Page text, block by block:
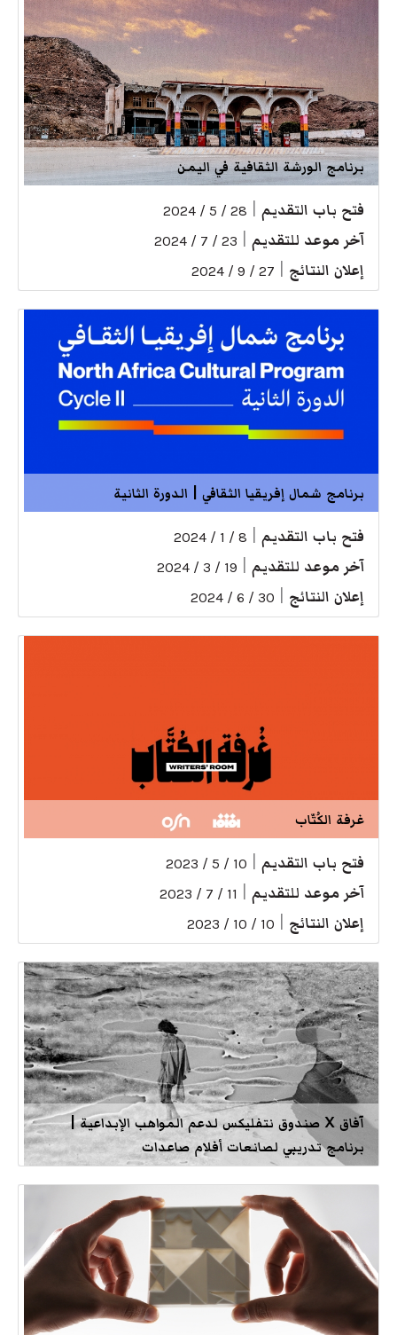
برنامج الورشة الثقافية في اليمن
فتح باب التقديم 28 / 5 / 2024
آخر موعد للتقديم 23 / 7 / 2024
إعلان النتائج 27 / 9 / 2024
برنامج شمال إفريقيا الثقافي | الدورة الثانية
فتح باب التقديم 8 / 1 / 2024
آخر موعد للتقديم 19 / 3 / 2024
إعلان النتائج 30 / 6 / 2024
غرفة الكُتّاب
فتح باب التقديم 10 / 5 / 2023
آخر موعد للتقديم 11 / 7 / 2023
إعلان النتائج 10 / 10 / 2023
آفاق X صندوق نتفليكس لدعم المواهب الإبداعية |
برنامج تدريبي لصانعات أفلام صاعدات